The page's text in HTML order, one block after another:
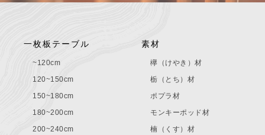
一枚板テーブル
~120cm
120~150cm
150~180cm
180~200cm
200~240cm
素材
欅（けやき）材
栃（とち）材
ポプラ材
モンキーポッド材
楠（くす）材